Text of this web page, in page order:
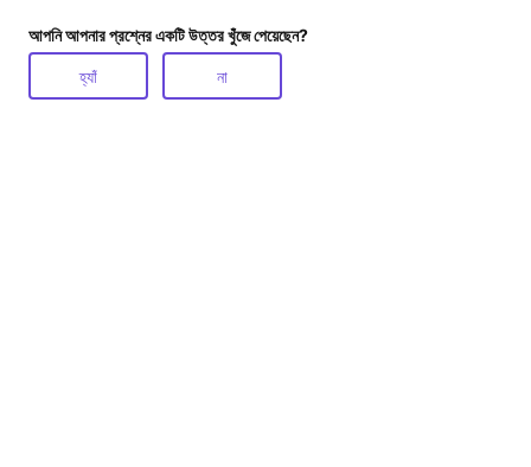
আপনি আপনার প্রশ্নের একটি উত্তর খুঁজে পেয়েছেন?
হ্যাঁ না